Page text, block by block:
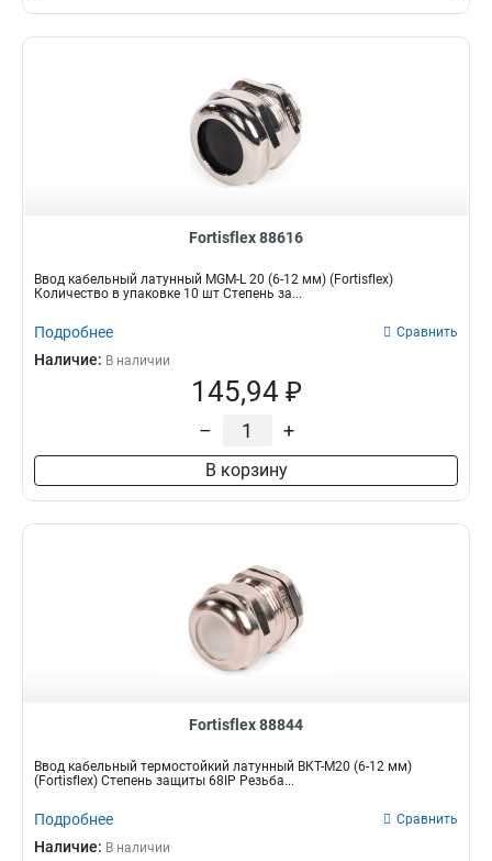
Fortisflex 88616
Ввод кабельный латунный МGM-L 20 (6-12 мм) (Fortisflex)
Количество в упаковке 10 шт Степень за...
Подробнее Сравнить
Наличие: В наличии
145,94 ₽
– +
В корзину
Fortisflex 88844
Ввод кабельный термостойкий латунный ВКТ-М20 (6-12 мм)
(Fortisflex) Степень защиты 68IP Резьба...
Подробнее Сравнить
Наличие: В наличии